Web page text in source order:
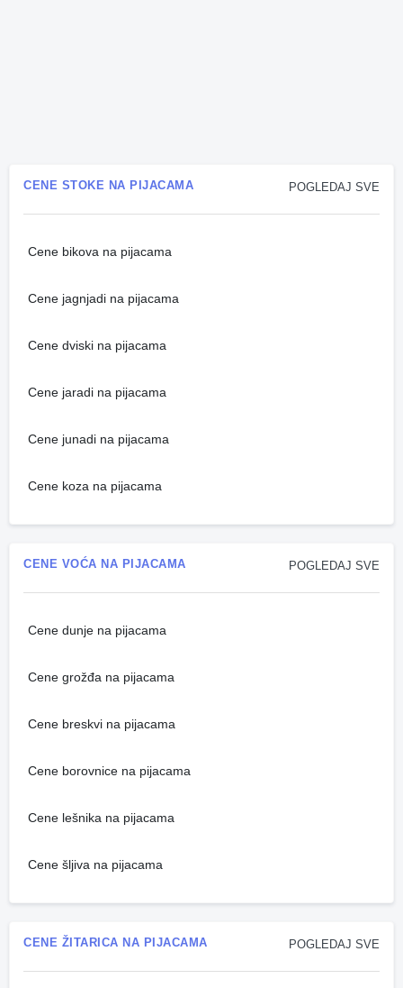
POGLEDAJ SVE
CENE STOKE NA PIJACAMA
Cene bikova na pijacama
Cene jagnjadi na pijacama
Cene dviski na pijacama
Cene jaradi na pijacama
Cene junadi na pijacama
Cene koza na pijacama
POGLEDAJ SVE
CENE VOĆA NA PIJACAMA
Cene dunje na pijacama
Cene grožđa na pijacama
Cene breskvi na pijacama
Cene borovnice na pijacama
Cene lešnika na pijacama
Cene šljiva na pijacama
POGLEDAJ SVE
CENE ŽITARICA NA PIJACAMA